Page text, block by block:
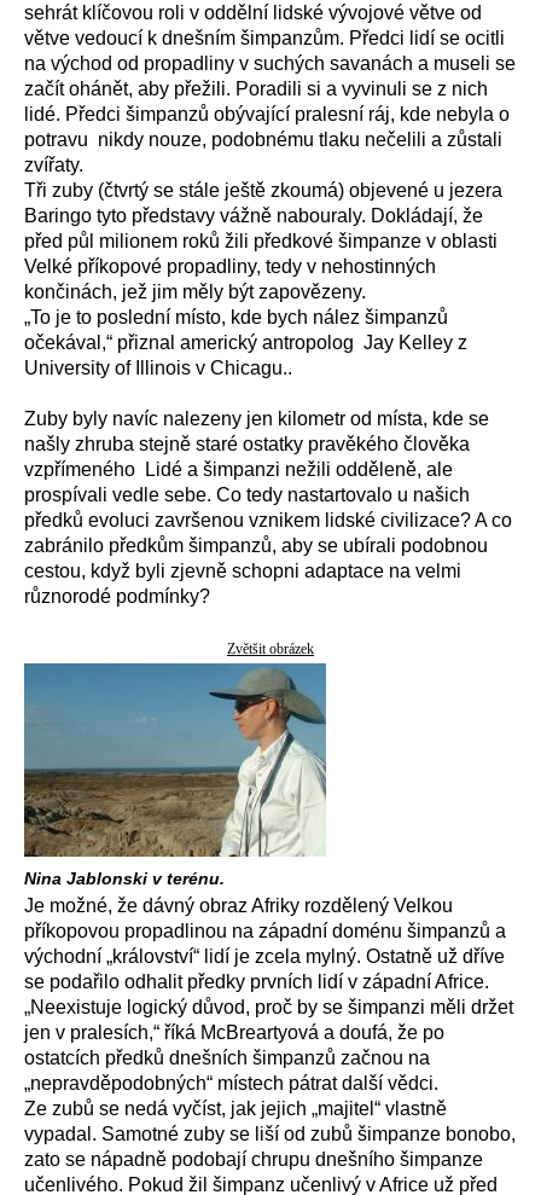
sehrát klíčovou roli v oddělní lidské vývojové větve od
větve vedoucí k dnešním šimpanzům. Předci lidí se ocitli
na východ od propadliny v suchých savanách a museli se
začít ohánět, aby přežili. Poradili si a vyvinuli se z nich
lidé. Předci šimpanzů obývající pralesní ráj, kde nebyla o
potravu nikdy nouze, podobnému tlaku nečelili a zůstali
zvířaty.
Tři zuby (čtvrtý se stále ještě zkoumá) objevené u jezera
Baringo tyto představy vážně nabouraly. Dokládají, že
před půl milionem roků žili předkové šimpanze v oblasti
Velké příkopové propadliny, tedy v nehostinných
končinách, jež jim měly být zapovězeny.
„To je to poslední místo, kde bych nález šimpanzů
očekával,“ přiznal americký antropolog Jay Kelley z
University of Illinois v Chicagu..
Zuby byly navíc nalezeny jen kilometr od místa, kde se
našly zhruba stejně staré ostatky pravěkého člověka
vzpřímeného Lidé a šimpanzi nežili odděleně, ale
prospívali vedle sebe. Co tedy nastartovalo u našich
předků evoluci završenou vznikem lidské civilizace? A co
zabránilo předkům šimpanzů, aby se ubírali podobnou
cestou, když byli zjevně schopni adaptace na velmi
různorodé podmínky?
Zvětšit obrázek
Nina Jablonski v terénu.
Je možné, že dávný obraz Afriky rozdělený Velkou
příkopovou propadlinou na západní doménu šimpanzů a
východní „království“ lidí je zcela mylný. Ostatně už dříve
se podařilo odhalit předky prvních lidí v západní Africe.
„Neexistuje logický důvod, proč by se šimpanzi měli držet
jen v pralesích,“ říká McBreartyová a doufá, že po
ostatcích předků dnešních šimpanzů začnou na
„nepravděpodobných“ místech pátrat další vědci.
Ze zubů se nedá vyčíst, jak jejich „majitel“ vlastně
vypadal. Samotné zuby se liší od zubů šimpanze bonobo,
zato se nápadně podobají chrupu dnešního šimpanze
učenlivého. Pokud žil šimpanz učenlivý v Africe už před